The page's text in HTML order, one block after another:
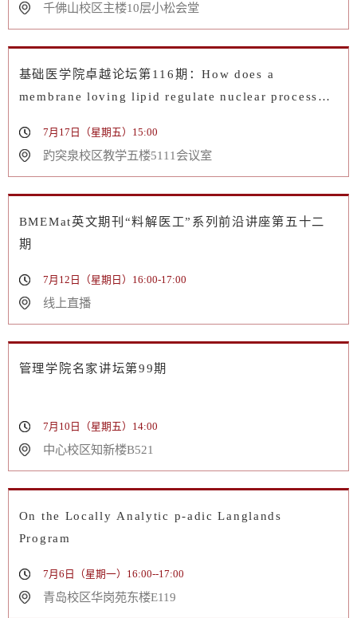
千佛山校区主楼10层小松会堂
基础医学院卓越论坛第116期：How does a
membrane loving lipid regulate nuclear processes
7月17日（星期五）15:00
趵突泉校区教学五楼5111会议室
BMEMat英文期刊“料解医工”系列前沿讲座第五十二
期
7月12日（星期日）16:00-17:00
线上直播
管理学院名家讲坛第99期
7月10日（星期五）14:00
中心校区知新楼B521
On the Locally Analytic p-adic Langlands
Program
7月6日（星期一）16:00--17:00
青岛校区华岗苑东楼E119